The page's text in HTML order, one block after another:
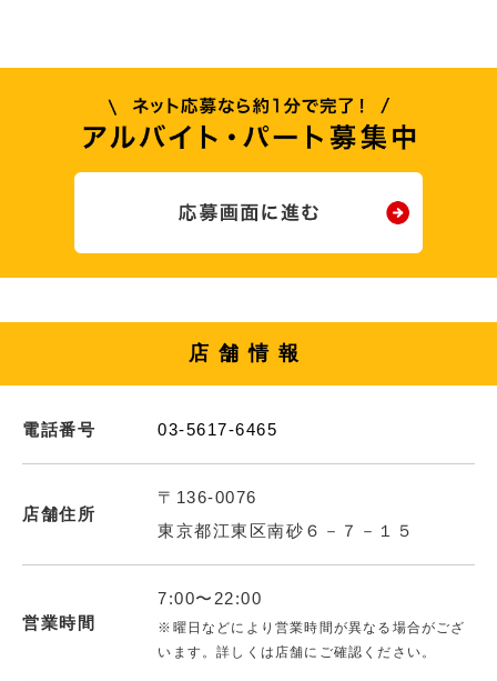
店舗情報
電話番号 03-5617-6465
店舗住所
〒136-0076
東京都江東区南砂６－７－１５
営業時間
7:00〜22:00
※曜日などにより営業時間が異なる場合がござ
います。詳しくは店舗にご確認ください。